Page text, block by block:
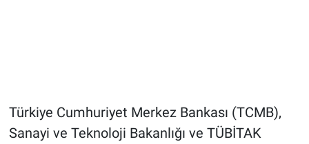
Türkiye Cumhuriyet Merkez Bankası (TCMB),
Sanayi ve Teknoloji Bakanlığı ve TÜBİTAK